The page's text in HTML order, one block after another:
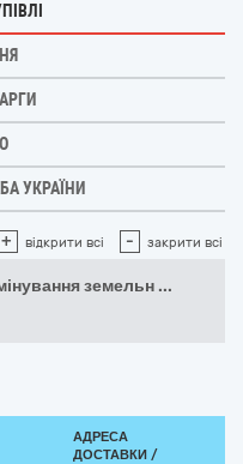
УКРАЇНИ
+ відкрити всі - закрити всі
земельн ...
АДРЕСА
ДОСТАВКИ /